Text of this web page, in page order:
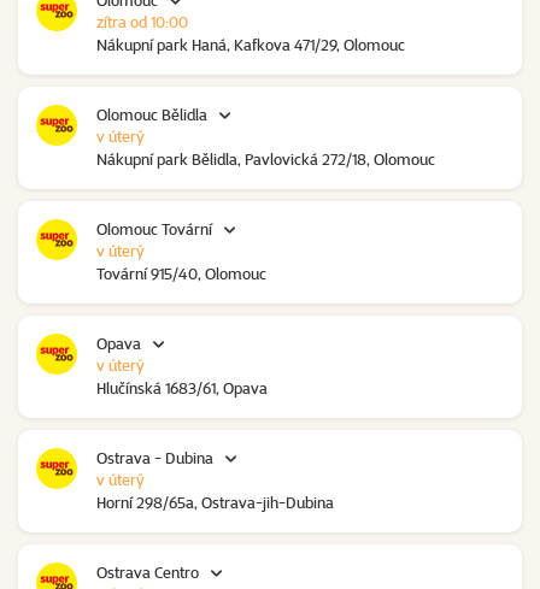
Nákupní park Haná, Kafkova 471/29, Olomouc
zítra od 10:00
Olomouc Bělidla
Nákupní park Bělidla, Pavlovická 272/18, Olomouc
v úterý
Olomouc Tovární
Tovární 915/40, Olomouc
v úterý
Opava
Hlučínská 1683/61, Opava
v úterý
Ostrava - Dubina
Horní 298/65a, Ostrava-jih-Dubina
v úterý
Ostrava Centro